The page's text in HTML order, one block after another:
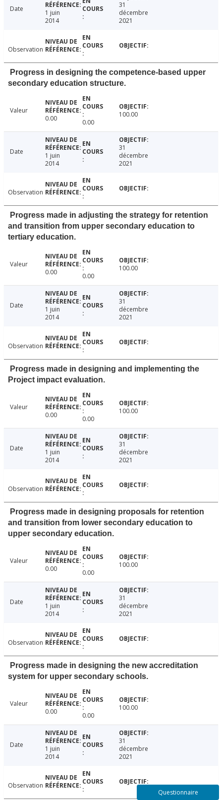
Date
1 juin
2014
31
décembre
2021
Observation
Progress in designing the competence-based upper
secondary education structure.
Valeur
0.00
0.00
100.00
Date
1 juin
2014
31
décembre
2021
Observation
Progress made in adjusting the strategy for retention
and transition from upper secondary education to
tertiary education.
Valeur
0.00
0.00
100.00
Date
1 juin
2014
31
décembre
2021
Observation
Progress made in designing and implementing the
Project impact evaluation.
Valeur
0.00
0.00
100.00
Date
1 juin
2014
31
décembre
2021
Observation
Progress made in designing proposals for retention
and transition from lower secondary education to
upper secondary education.
Valeur
0.00
0.00
100.00
Date
1 juin
2014
31
décembre
2021
Observation
Progress made in designing the new accreditation
system for upper secondary schools.
Valeur
0.00
0.00
100.00
Date
1 juin
2014
31
décembre
2021
Observation
Questionnaire